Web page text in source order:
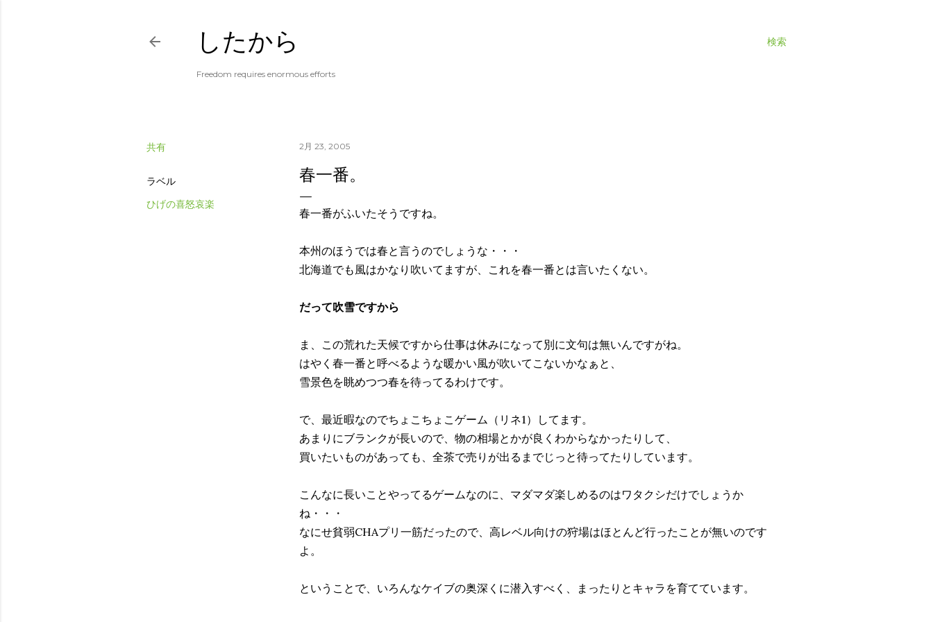
検索
したから
Freedom requires enormous efforts
共有
ラベル
ひげの喜怒哀楽
2月 23, 2005
春一番。
春一番がふいたそうですね。
本州のほうでは春と言うのでしょうな・・・
北海道でも風はかなり吹いてますが、これを春一番とは言いたくない。
だって吹雪ですから
ま、この荒れた天候ですから仕事は休みになって別に文句は無いんですがね。
はやく春一番と呼べるような暖かい風が吹いてこないかなぁと、
雪景色を眺めつつ春を待ってるわけです。
で、最近暇なのでちょこちょこゲーム（リネ1）してます。
あまりにブランクが長いので、物の相場とかが良くわからなかったりして、
買いたいものがあっても、全茶で売りが出るまでじっと待ってたりしています。
こんなに長いことやってるゲームなのに、マダマダ楽しめるのはワタクシだけでしょうか
ね・・・
なにせ貧弱CHAプリ一筋だったので、高レベル向けの狩場はほとんど行ったことが無いのです
よ。
ということで、いろんなケイブの奥深くに潜入すべく、まったりとキャラを育てています。